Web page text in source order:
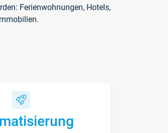
Ferienwohnungen, Hotels,